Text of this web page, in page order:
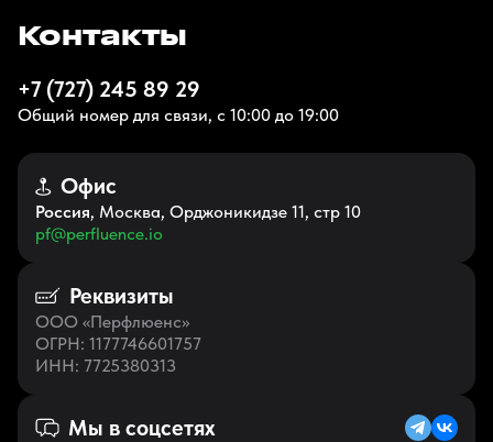
Контакты
+7 (727) 245 89 29
Общий номер для связи, с 10:00 до 19:00
Офис
Россия, Москва, Орджоникидзе 11, стр 10
pf@perfluence.io
Реквизиты
ООО «Перфлюенс»
ОГРН: 1177746601757
ИНН: 7725380313
Мы в соцсетях